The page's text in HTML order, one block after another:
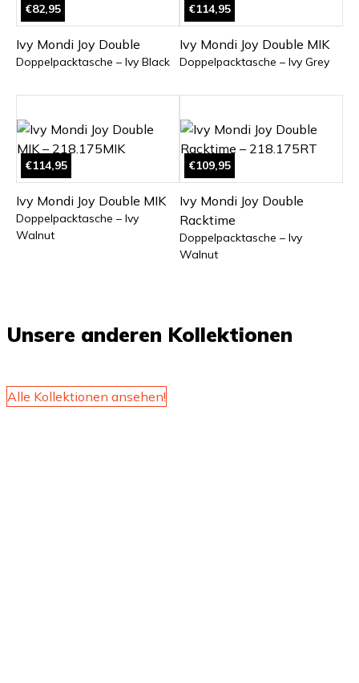
€82,95
Ivy Mondi Joy Double
Doppelpacktasche – Ivy Black
€114,95
Ivy Mondi Joy Double MIK
Doppelpacktasche – Ivy Grey
€114,95
Ivy Mondi Joy Double MIK
Doppelpacktasche – Ivy
Walnut
€109,95
Ivy Mondi Joy Double
Racktime
Doppelpacktasche – Ivy
Walnut
Unsere anderen Kollektionen
Alle Kollektionen ansehen!